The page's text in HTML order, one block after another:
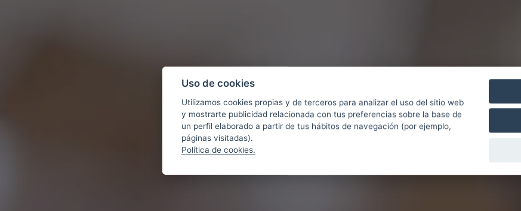
Uso de cookies
Utilizamos cookies propias y de terceros para analizar el uso del sitio web
y mostrarte publicidad relacionada con tus preferencias sobre la base de
un perfil elaborado a partir de tus hábitos de navegación (por ejemplo,
páginas visitadas).
Política de cookies.